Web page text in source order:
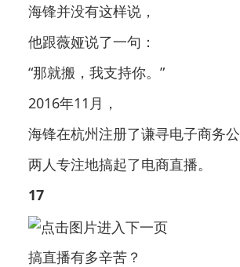
海锋并没有这样说，
他跟薇娅说了一句：
“那就搬，我支持你。”
2016年11月，
海锋在杭州注册了谦寻电子商务公
两人专注地搞起了电商直播。
17
搞直播有多辛苦？